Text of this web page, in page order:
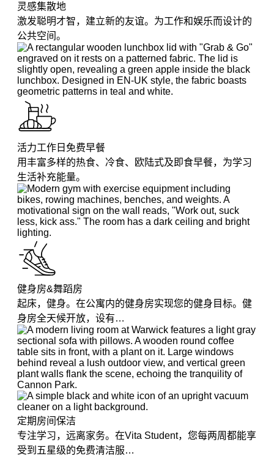
灵感集散地
激发聪明才智，建立新的友谊。为工作和娱乐而设计的
公共空间。
活力工作日免费早餐
用丰富多样的热食、冷食、欧陆式及即食早餐，为学习
生活补充能量。
健身房&舞蹈房
起床，健身。在公寓内的健身房实现您的健身目标。健
身房全天候开放，设有…
定期房间保洁
专注学习，远离家务。在Vita Student，您每两周都能享
受到五星级的免费清洁服…